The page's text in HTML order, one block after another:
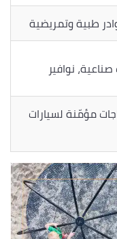
طبية وتمريضية
نوافير
مؤمّنة لسيارات